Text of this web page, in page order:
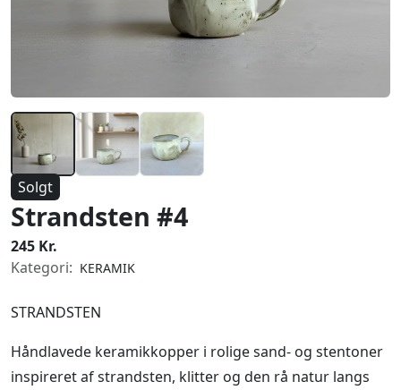
Solgt
Strandsten #4
245 Kr.
Kategori: KERAMIK
STRANDSTEN
Håndlavede keramikkopper i rolige sand- og stentoner
inspireret af strandsten, klitter og den rå natur langs